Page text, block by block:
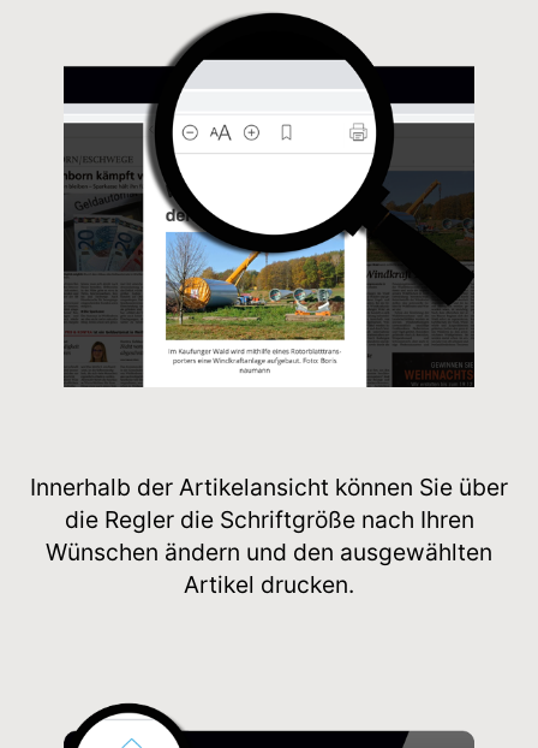
Innerhalb der Artikelansicht können Sie über
die Regler die Schriftgröße nach Ihren
Wünschen ändern und den ausgewählten
Artikel drucken.